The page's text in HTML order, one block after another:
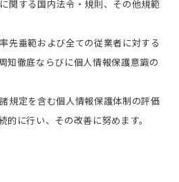
関する国内法令・規則、その他規範
先垂範および全ての従業者に対する
知徹底ならびに個人情報保護意識の
規定を含む個人情報保護体制の評価
的に行い、その改善に努めます。